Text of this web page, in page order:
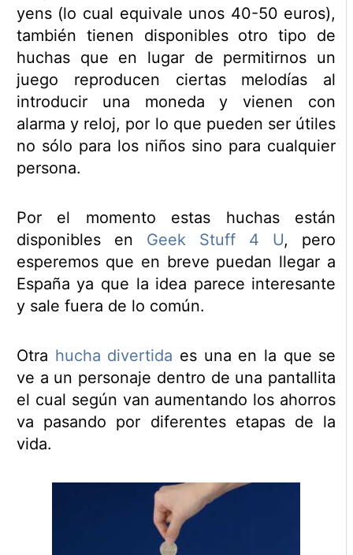
yens (lo cual equivale unos 40-50 euros),
también tienen disponibles otro tipo de
huchas que en lugar de permitirnos un
juego reproducen ciertas melodías al
introducir una moneda y vienen con
alarma y reloj, por lo que pueden ser útiles
no sólo para los niños sino para cualquier
persona.
Por el momento estas huchas están
disponibles en Geek Stuff 4 U, pero
esperemos que en breve puedan llegar a
España ya que la idea parece interesante
y sale fuera de lo común.
Otra hucha divertida es una en la que se
ve a un personaje dentro de una pantallita
el cual según van aumentando los ahorros
va pasando por diferentes etapas de la
vida.